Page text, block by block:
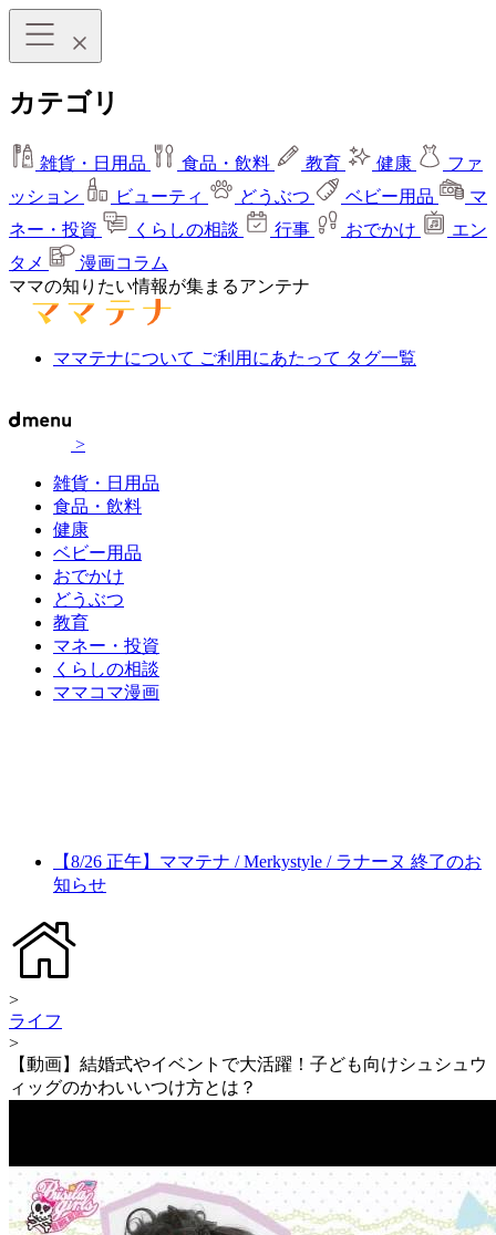
カテゴリ
雑貨・日用品 食品・飲料 教育 健康
ファ
ッション
ビューティ どうぶつ ベビー用品
マ
ネー・投資
くらしの相談 行事 おでかけ
エン
タメ
漫画コラム
ママの知りたい情報が集まるアンテナ
ママテナについて ご利用にあたって タグ一覧
>
雑貨・日用品
食品・飲料
健康
ベビー用品
おでかけ
どうぶつ
教育
マネー・投資
くらしの相談
ママコマ漫画
【8/26 正午】ママテナ / Merkystyle / ラナーヌ 終了のお
知らせ
>
ライフ
>
【動画】結婚式やイベントで大活躍！子ども向けシュシュウ
ィッグのかわいいつけ方とは？